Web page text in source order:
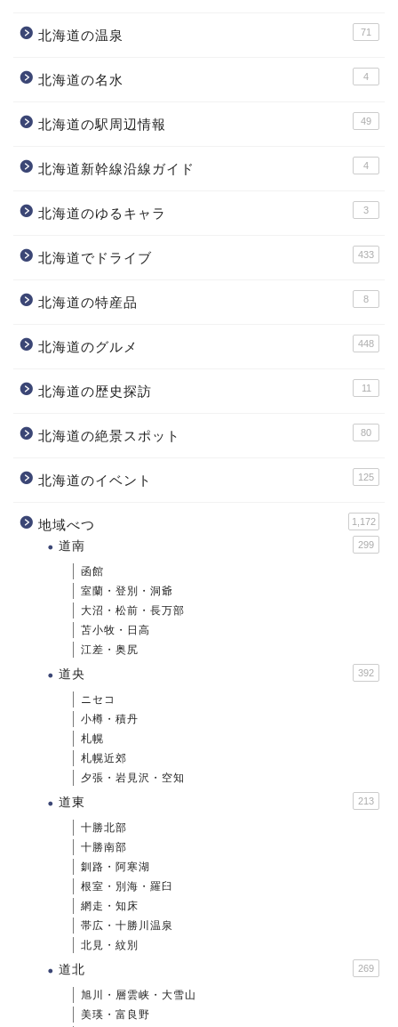
北海道の温泉 71
北海道の名水 4
北海道の駅周辺情報 49
北海道新幹線沿線ガイド 4
北海道のゆるキャラ 3
北海道でドライブ 433
北海道の特産品 8
北海道のグルメ 448
北海道の歴史探訪 11
北海道の絶景スポット 80
北海道のイベント 125
地域べつ 1,172
道南 299
函館
室蘭・登別・洞爺
大沼・松前・長万部
苫小牧・日高
江差・奥尻
道央 392
ニセコ
小樽・積丹
札幌
札幌近郊
夕張・岩見沢・空知
道東 213
十勝北部
十勝南部
釧路・阿寒湖
根室・別海・羅臼
網走・知床
帯広・十勝川温泉
北見・紋別
道北 269
旭川・層雲峡・大雪山
美瑛・富良野